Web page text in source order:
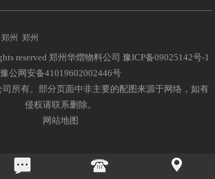
郑州 郑州
reserved 郑州华熠物料公司 豫ICP备09025142号-1
豫公网安备41019602002446号
所有。部分页面中非主要的配图来源于网络，如有
侵权请联系删除。
网站地图